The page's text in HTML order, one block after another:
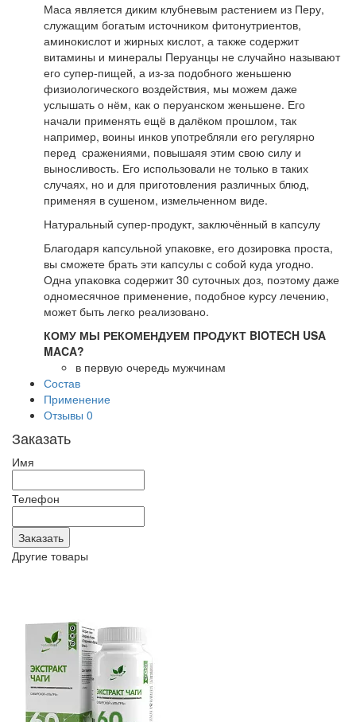
Маса является диким клубневым растением из Перу,
служащим богатым источником фитонутриентов,
аминокислот и жирных кислот, а также содержит
витамины и минералы Перуанцы не случайно называют
его супер-пищей, а из-за подобного женьшеню
физиологического воздействия, мы можем даже
услышать о нём, как о перуанском женьшене. Его
начали применять ещё в далёком прошлом, так
например, воины инков употребляли его регулярно
перед сражениями, повышаяя этим свою силу и
выносливость. Его использовали не только в таких
случаях, но и для приготовления различных блюд,
применяя в сушеном, измельченном виде.
Натуральный супер-продукт, заключённый в капсулу
Благодаря капсульной упаковке, его дозировка проста,
вы сможете брать эти капсулы с собой куда угодно.
Одна упаковка содержит 30 суточных доз, поэтому даже
одномесячное применение, подобное курсу лечению,
может быть легко реализовано.
КОМУ МЫ РЕКОМЕНДУЕМ ПРОДУКТ BIOTECH USA
MACA?
в первую очередь мужчинам
Состав
Применение
Отзывы 0
Заказать
Имя
Телефон
Другие товары